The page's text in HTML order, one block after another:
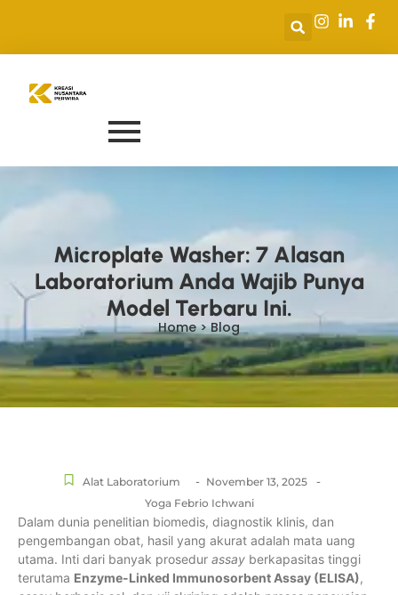
Microplate Washer: 7 Alasan
Laboratorium Anda Wajib Punya
Model Terbaru Ini.
Home > Blog
Alat Laboratorium - November 13, 2025 -
Yoga Febrio Ichwani
Dalam dunia penelitian biomedis, diagnostik klinis, dan
pengembangan obat, hasil yang akurat adalah mata uang
utama. Inti dari banyak prosedur assay berkapasitas tinggi
terutama Enzyme-Linked Immunosorbent Assay (ELISA),